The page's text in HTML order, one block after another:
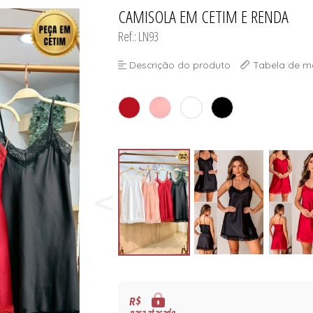
TODOS DE MODA
TODOS DE
TODOS DE
TODOS DE
CAMISOLA EM CETIM E RENDA
Ref.: LN93
Descrição do produto Tabela de
R$